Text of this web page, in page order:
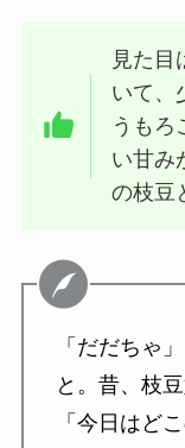
見た目
いて、
うもろ
い甘み
の枝豆
「だだちゃ
と。昔、枝
「今日はど